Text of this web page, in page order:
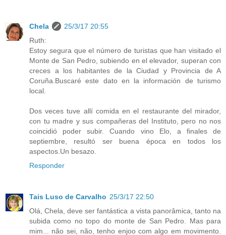
Chela
25/3/17 20:55
Ruth:
Estoy segura que el número de turistas que han visitado el
Monte de San Pedro, subiendo en el elevador, superan con
creces a los habitantes de la Ciudad y Provincia de A
Coruña.Buscaré este dato en la información de turismo
local.
Dos veces tuve allí comida en el restaurante del mirador,
con tu madre y sus compañeras del Instituto, pero no nos
coincidió poder subir. Cuando vino Elo, a finales de
septiembre, resultó ser buena época en todos los
aspectos.Un besazo.
Responder
Tais Luso de Carvalho 25/3/17 22:50
Olá, Chela, deve ser fantástica a vista panorâmica, tanto na
subida como no topo do monte de San Pedro. Mas para
mim... não sei, não, tenho enjoo com algo em movimento.